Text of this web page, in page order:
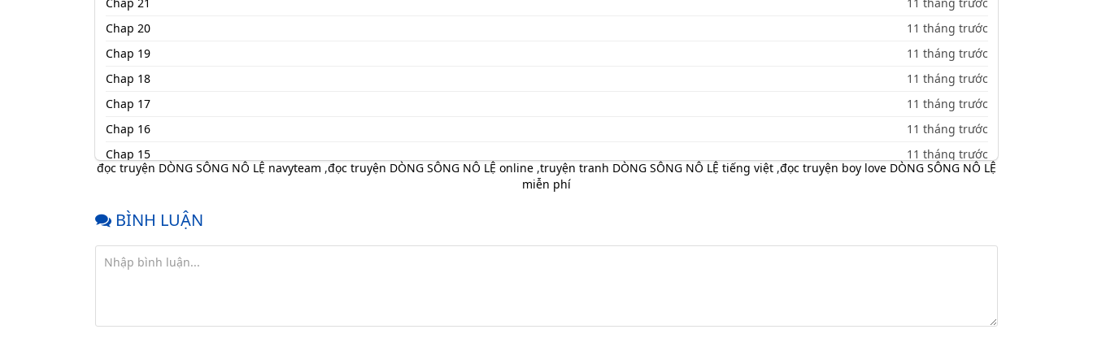
Chap 20
11 tháng trước
Chap 19
11 tháng trước
Chap 18
11 tháng trước
Chap 17
11 tháng trước
Chap 16
11 tháng trước
Chap 15
11 tháng trước
Chap 14
Chap 12
Chap 11
Chap 8
11 tháng trước
đọc truyện DÒNG SÔNG NÔ LỆ navyteam ,đọc truyện DÒNG SÔNG NÔ LỆ online ,truyện tranh DÒNG SÔNG NÔ LỆ tiếng việt ,đọc truyện boy love DÒNG SÔNG NÔ LỆ
miễn phí
BÌNH LUẬN